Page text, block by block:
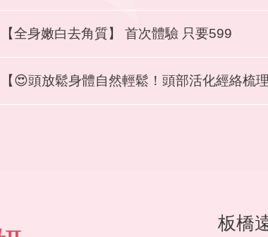
【全身嫩白去角質】 首次體驗 只要599
【😍頭放鬆身體自然輕鬆！頭部活化經絡梳
板橋